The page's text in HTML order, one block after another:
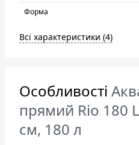
Форма
Всі характеристики (4)
Особливості
прямий Rio 180
см, 180 л